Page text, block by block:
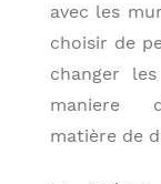
avec les
choisir de
changer
maniere
matière de